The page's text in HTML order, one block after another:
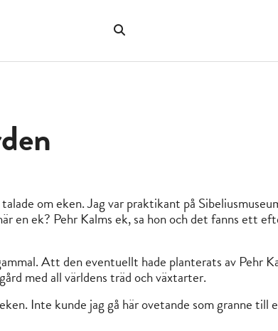
Sök
webbplatsen
om eken. Jag var praktikant på
en ek? Pehr Kalms ek, sa hon och det fanns ett
Att den eventuellt hade planterats av Pehr
med all världens träd och växtarter.
Inte kunde jag gå här ovetande som granne